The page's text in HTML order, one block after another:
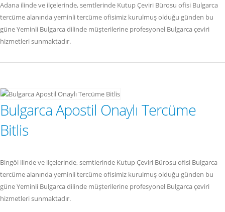
Adana ilinde ve ilçelerinde, semtlerinde Kutup Çeviri Bürosu ofisi Bulgarca
tercüme alanında yeminli tercüme ofisimiz kurulmuş olduğu günden bu
güne Yeminli Bulgarca dilinde müşterilerine profesyonel Bulgarca çeviri
hizmetleri sunmaktadır.
Bulgarca Apostil Onaylı Tercüme
Bitlis
Bingöl ilinde ve ilçelerinde, semtlerinde Kutup Çeviri Bürosu ofisi Bulgarca
tercüme alanında yeminli tercüme ofisimiz kurulmuş olduğu günden bu
güne Yeminli Bulgarca dilinde müşterilerine profesyonel Bulgarca çeviri
hizmetleri sunmaktadır.